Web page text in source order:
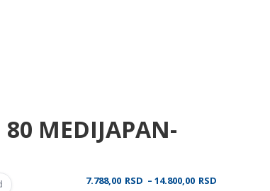
MEDIJAPAN-
7.788,00 RSD – 14.800,00 RSD